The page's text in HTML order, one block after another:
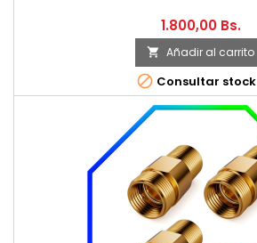
1.800,00 Bs.
 Añadir al carrito
 Consultar stock